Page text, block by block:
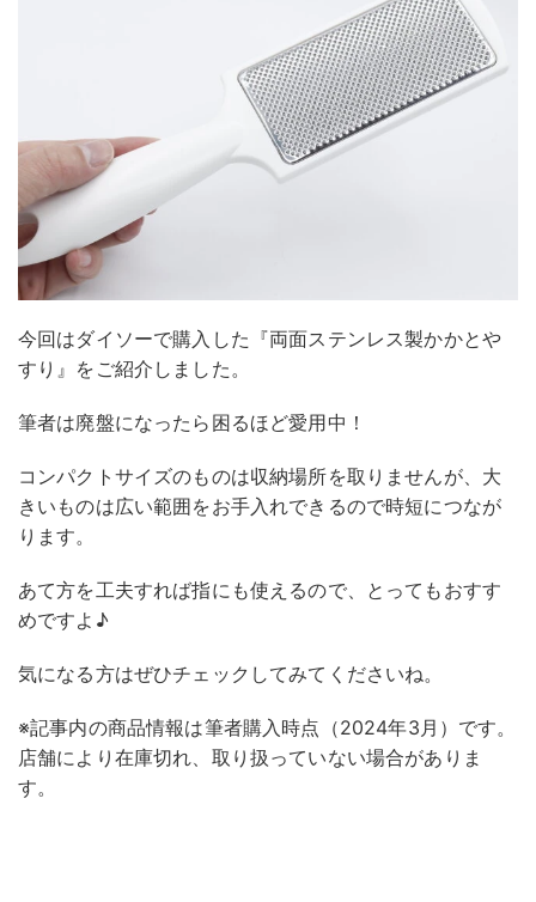
今回はダイソーで購入した『両面ステンレス製かかとや
すり』をご紹介しました。
筆者は廃盤になったら困るほど愛用中！
コンパクトサイズのものは収納場所を取りませんが、大
きいものは広い範囲をお手入れできるので時短につなが
ります。
あて方を工夫すれば指にも使えるので、とってもおすす
めですよ♪
気になる方はぜひチェックしてみてくださいね。
※記事内の商品情報は筆者購入時点（2024年3月）です。
店舗により在庫切れ、取り扱っていない場合がありま
す。